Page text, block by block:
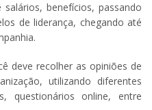
benefícios, passando
de liderança, chegando até
deve recolher as opiniões de
utilizando diferentes
questionários online, entre